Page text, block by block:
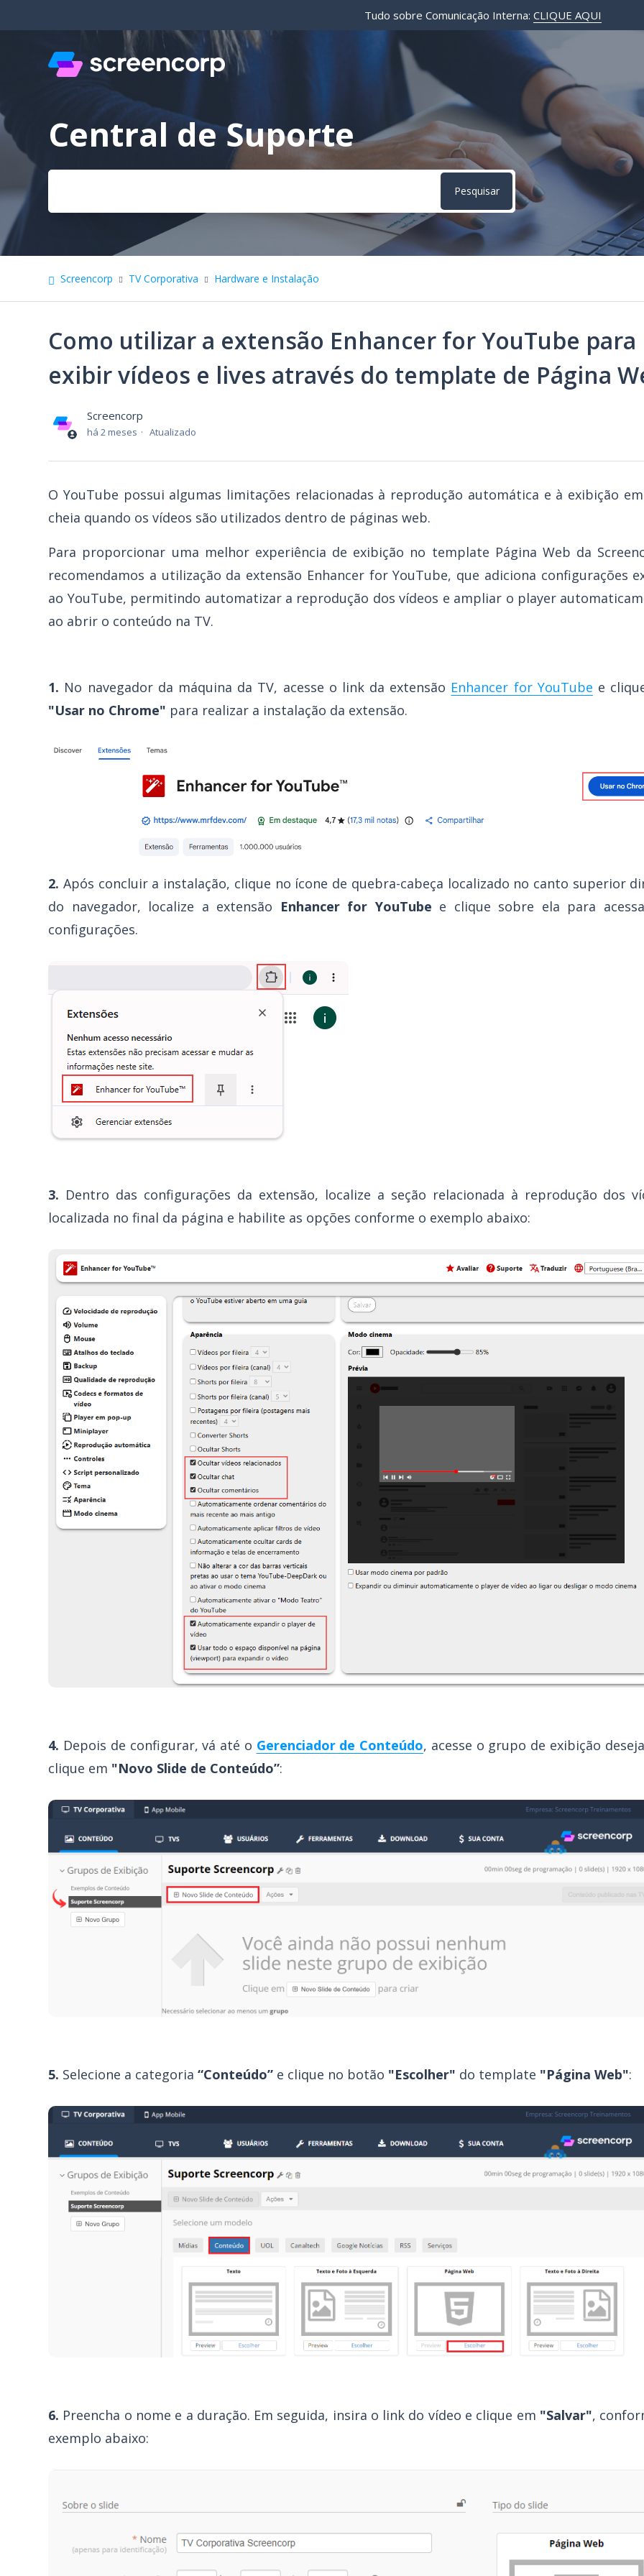
Tudo sobre Comunicação Interna: CLIQUE AQUI
Pesquisa
Central de Suporte
Screencorp TV Corporativa Hardware e Instalação
Como utilizar a extensão Enhancer for YouTube para
exibir vídeos e lives através do template de Página
Screencorp
há 2 meses Atualizado
O YouTube possui algumas limitações relacionadas à reprodução automática e à exibição
cheia quando os vídeos são utilizados dentro de páginas web.
Para proporcionar uma melhor experiência de exibição no template Página Web da
recomendamos a utilização da extensão Enhancer for YouTube, que adiciona configurações
ao YouTube, permitindo automatizar a reprodução dos vídeos e ampliar o player
ao abrir o conteúdo na TV.
1. No navegador da máquina da TV, acesse o link da extensão Enhancer for YouTube e
"Usar no Chrome" para realizar a instalação da extensão.
2. Após concluir a instalação, clique no ícone de quebra-cabeça localizado no canto superior
do navegador, localize a extensão Enhancer for YouTube e clique sobre ela para
configurações.
3. Dentro das configurações da extensão, localize a seção relacionada à reprodução dos
localizada no final da página e habilite as opções conforme o exemplo abaixo:
4. Depois de configurar, vá até o Gerenciador de Conteúdo, acesse o grupo de exibição
clique em "Novo Slide de Conteúdo”:
5. Selecione a categoria“Conteúdo” e clique no botão "Escolher" do template "Página Web":
6. Preencha o nome e a duração. Em seguida, insira o link do vídeo e clique em "Salvar",
exemplo abaixo: